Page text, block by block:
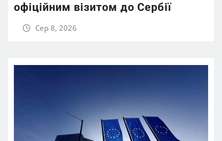
офіційним візитом до Сербії
Сер 8, 2026